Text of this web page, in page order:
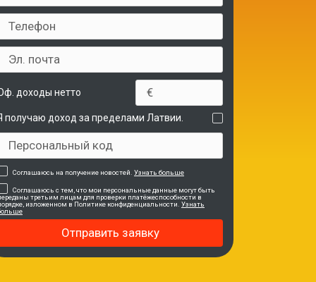
доходы нетто
получаю доход за пределами Латвии.
Соглашаюсь на получение новостей. Узнать больше
Соглашаюсь с тем, что мои персональные данные могут быть
третьим лицам для проверки платёжеспособности в
изложенном в Политике конфиденциальности. Узнать
Отправить заявку